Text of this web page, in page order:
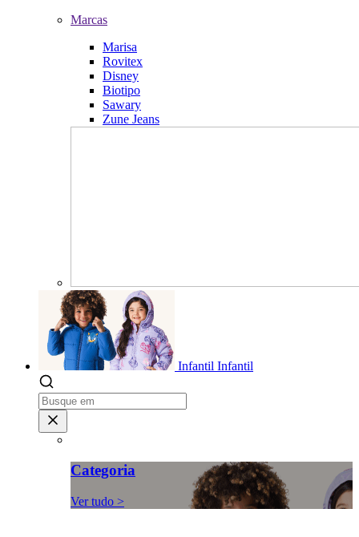
Marcas
Marisa
Rovitex
Disney
Biotipo
Sawary
Zune Jeans
Infantil Infantil
Categoria
Ver tudo >